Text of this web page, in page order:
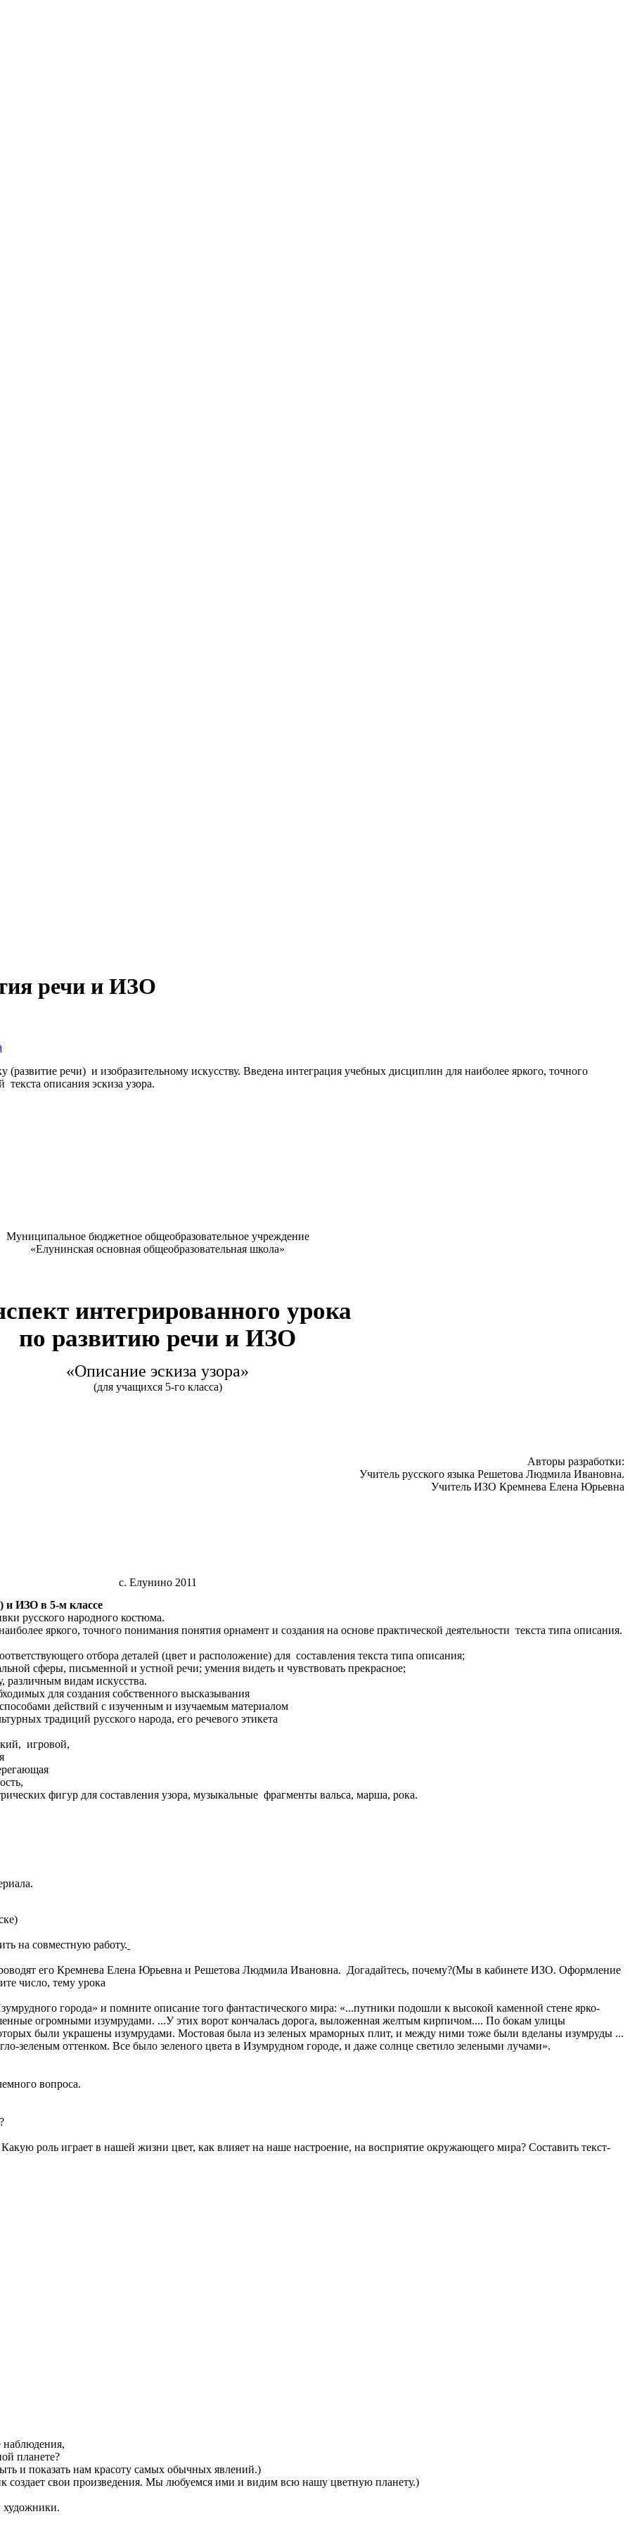
речи и ИЗО
(развитие речи) и изобразительному искусству. Введена интеграция учебных дисциплин для наиболее яркого, точного
описания эскиза узора.
Муниципальное бюджетное общеобразовательное учреждение
«Елунинская основная общеобразовательная школа»
интегрированного урока
по развитию речи и ИЗО
«Описание эскиза узора»
(для учащихся 5-го класса)
Авторы разработки:
Учитель русского языка Решетова Людмила Ивановна.
Учитель ИЗО Кремнева Елена Юрьевна
с. Елунино 2011
и ИЗО в 5-м классе
русского народного костюма.
яркого, точного понимания понятия орнамент и создания на основе практической деятельности текста типа описания.
отбора деталей (цвет и расположение) для составления текста типа описания;
сферы, письменной и устной речи; умения видеть и чувствовать прекрасное;
различным видам искусства.
для создания собственного высказывания
действий с изученным и изучаемым материалом
традиций русского народа, его речевого этикета
игровой,
фигур для составления узора, музыкальные фрагменты вальса, марша, рока.
на совместную работу.
его Кремнева Елена Юрьевна и Решетова Людмила Ивановна. Догадайтесь, почему?(Мы в кабинете ИЗО. Оформление
число, тему урока
города» и помните описание того фантастического мира: «...путники подошли к высокой каменной стене ярко-
огромными изумрудами. ...У этих ворот кончалась дорога, выложенная желтым кирпичом.... По бокам улицы
были украшены изумрудами. Мостовая была из зеленых мраморных плит, и между ними тоже были вделаны изумруды ...
зеленым оттенком. Все было зеленого цвета в Изумрудном городе, и даже солнце светило зелеными лучами».
вопроса.
роль играет в нашей жизни цвет, как влияет на наше настроение, на восприятие окружающего мира? Составить текст-
наблюдения,
планете?
и показать нам красоту самых обычных явлений.)
создает свои произведения. Мы любуемся ими и видим всю нашу цветную планету.)
художники.